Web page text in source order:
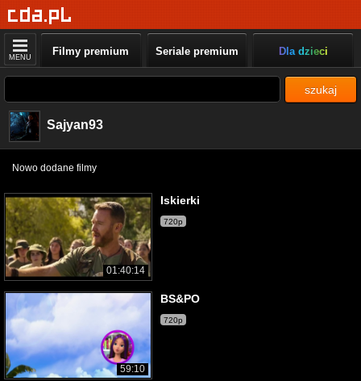
MENU Filmy premium Seriale premium Dla dzieci
szukaj
Sajyan93
Nowo dodane filmy
01:40:14
Iskierki
720p
59:10
BS&PO
720p